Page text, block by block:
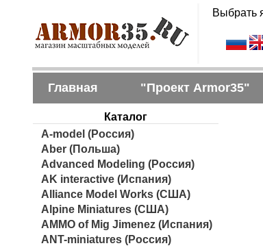
Выбрать
Главная "Проект Armor35"
Каталог
A-model (Россия)
Aber (Польша)
Advanced Modeling (Россия)
AK interactive (Испания)
Alliance Model Works (США)
Alpine Miniatures (США)
AMMO of Mig Jimenez (Испания)
ANT-miniatures (Россия)